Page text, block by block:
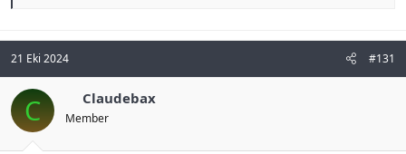
21 Eki 2024 #131
C Claudebax
Member